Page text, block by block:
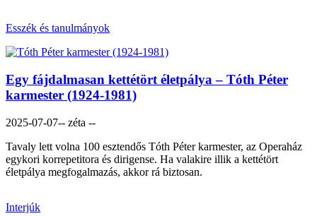
Esszék és tanulmányok
Egy fájdalmasan kettétört életpálya – Tóth Péter
karmester (1924-1981)
2025-07-07-- zéta --
Tavaly lett volna 100 esztendős Tóth Péter karmester, az Operaház
egykori korrepetitora és dirigense. Ha valakire illik a kettétört
életpálya megfogalmazás, akkor rá biztosan.
Interjúk